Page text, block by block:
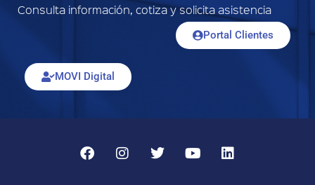
Consulta información, cotiza y solicita asistencia
Portal Clientes
MOVI Digital